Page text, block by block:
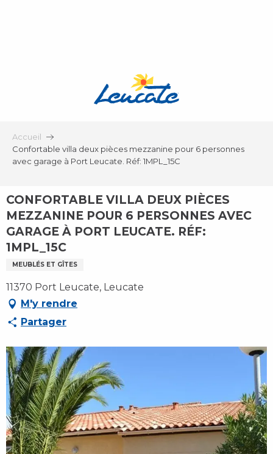
Accueil
Confortable villa deux pièces mezzanine pour 6 personnes
avec garage à Port Leucate. Réf: 1MPL_15C
CONFORTABLE VILLA DEUX PIÈCES
MEZZANINE POUR 6 PERSONNES AVEC
GARAGE À PORT LEUCATE. RÉF:
1MPL_15C
MEUBLÉS ET GÎTES
11370 Port Leucate, Leucate
M'y rendre
Partager